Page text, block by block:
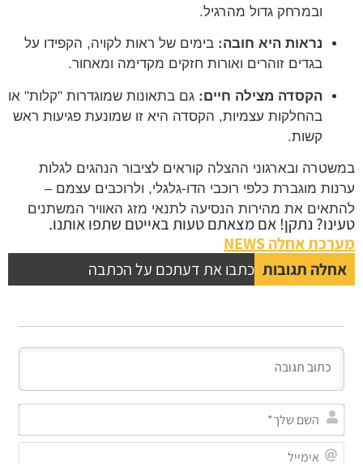
ובמרחק גדול מהרגיל.
נראות היא חובה: בימים של ראות לקויה, הקפידו על
בגדים זוהרים ואורות חזקים מקדימה ומאחור.
הקסדה מצילה חיים: גם בתאונות שמוגדרות "קלות" או
בהחלקות עצמיות, הקסדה היא זו שמונעת פגיעות ראש
קשות.
במשטרה ובארגוני ההצלה קוראים לציבור הנהגים לגלות
ערנות מוגברת כלפי רוכבי הדו-גלגלי, ולרוכבים עצמם –
להתאים את מהירות הנסיעה לתנאי מזג האוויר המשתנים
טעינו? נתקן! אם מצאתם טעות באייטם שתפו אותנו.
מערכת אחלה NEWS
אחלה תגובות כתבו את דעתכם על הכתבה